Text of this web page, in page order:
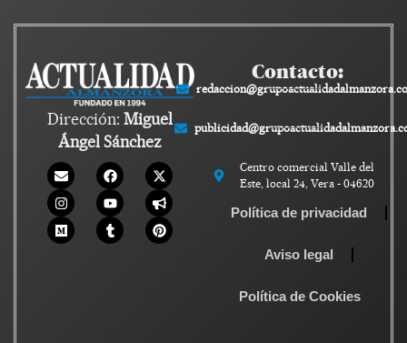
Dirección: Miguel
Ángel Sánchez
Contacto:
Centro comercial Valle del
Este, local 24, Vera - 04620
Política de privacidad
Aviso legal
Política de Cookies